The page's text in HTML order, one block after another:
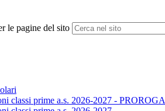
le pagine del sito
classi prime a.s. 2026-2027 - PROROGA